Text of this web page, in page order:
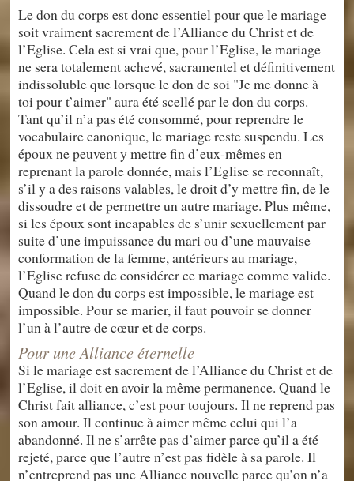
Le don du corps est donc essentiel pour que le mariage
soit vraiment sacrement de l’Alliance du Christ et de
l’Eglise. Cela est si vrai que, pour l’Eglise, le mariage
ne sera totalement achevé, sacramentel et définitivement
indissoluble que lorsque le don de soi "Je me donne à
toi pour t’aimer" aura été scellé par le don du corps.
Tant qu’il n’a pas été consommé, pour reprendre le
vocabulaire canonique, le mariage reste suspendu. Les
époux ne peuvent y mettre fin d’eux-mêmes en
reprenant la parole donnée, mais l’Eglise se reconnaît,
s’il y a des raisons valables, le droit d’y mettre fin, de le
dissoudre et de permettre un autre mariage. Plus même,
si les époux sont incapables de s’unir sexuellement par
suite d’une impuissance du mari ou d’une mauvaise
conformation de la femme, antérieurs au mariage,
l’Eglise refuse de considérer ce mariage comme valide.
Quand le don du corps est impossible, le mariage est
impossible. Pour se marier, il faut pouvoir se donner
l’un à l’autre de cœur et de corps.
Pour une Alliance éternelle
Si le mariage est sacrement de l’Alliance du Christ et de
l’Eglise, il doit en avoir la même permanence. Quand le
Christ fait alliance, c’est pour toujours. Il ne reprend pas
son amour. Il continue à aimer même celui qui l’a
abandonné. Il ne s’arrête pas d’aimer parce qu’il a été
rejeté, parce que l’autre n’est pas fidèle à sa parole. Il
n’entreprend pas une Alliance nouvelle parce qu’on n’a